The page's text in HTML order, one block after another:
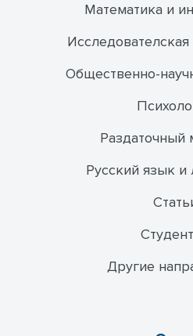
Математика и
Общественно-
Раздаточный
Русский язык и
Другие